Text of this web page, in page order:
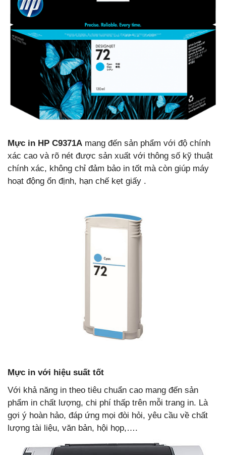
Mực in HP C9371A mang đến sản phẩm với độ chính
xác cao và rõ nét được sản xuất với thông số kỹ thuật
chính xác, không chỉ đảm bảo in tốt mà còn giúp máy
hoạt động ổn định, hạn chế kẹt giấy .
Mực in với hiệu suất tốt
Với khả năng in theo tiêu chuẩn cao mang đến sản
phẩm in chất lượng, chi phí thấp trên mỗi trang in. Là
gợi ý hoàn hảo, đáp ứng mọi đòi hỏi, yêu cầu về chất
lượng tài liệu, văn bản, hội họp,….